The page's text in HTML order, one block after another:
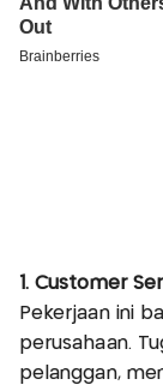
1. Customer
Pekerjaan ini
perusahaan.
pelanggan,